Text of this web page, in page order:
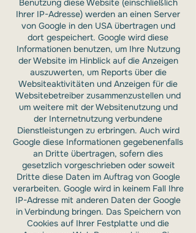
Benutzung diese Website (einschließlich
Ihrer IP-Adresse) werden an einen Server
von Google in den USA übertragen und
dort gespeichert. Google wird diese
Informationen benutzen, um Ihre Nutzung
der Website im Hinblick auf die Anzeigen
auszuwerten, um Reports über die
Websiteaktivitäten und Anzeigen für die
Websitebetreiber zusammenzustellen und
um weitere mit der Websitenutzung und
der Internetnutzung verbundene
Dienstleistungen zu erbringen. Auch wird
Google diese Informationen gegebenenfalls
an Dritte übertragen, sofern dies
gesetzlich vorgeschrieben oder soweit
Dritte diese Daten im Auftrag von Google
verarbeiten. Google wird in keinem Fall Ihre
IP-Adresse mit anderen Daten der Google
in Verbindung bringen. Das Speichern von
Cookies auf Ihrer Festplatte und die